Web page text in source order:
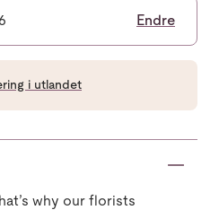
Endre
i utlandet
why our florists